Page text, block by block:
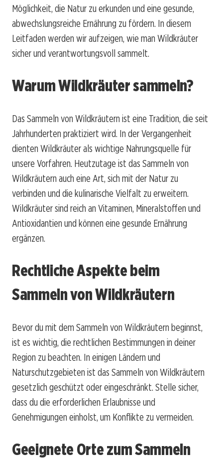
Möglichkeit, die Natur zu erkunden und eine gesunde,
abwechslungsreiche Ernährung zu fördern. In diesem
Leitfaden werden wir aufzeigen, wie man Wildkräuter
sicher und verantwortungsvoll sammelt.
Warum Wildkräuter sammeln?
Das Sammeln von Wildkräutern ist eine Tradition, die seit
Jahrhunderten praktiziert wird. In der Vergangenheit
dienten Wildkräuter als wichtige Nahrungsquelle für
unsere Vorfahren. Heutzutage ist das Sammeln von
Wildkräutern auch eine Art, sich mit der Natur zu
verbinden und die kulinarische Vielfalt zu erweitern.
Wildkräuter sind reich an Vitaminen, Mineralstoffen und
Antioxidantien und können eine gesunde Ernährung
ergänzen.
Rechtliche Aspekte beim
Sammeln von Wildkräutern
Bevor du mit dem Sammeln von Wildkräutern beginnst,
ist es wichtig, die rechtlichen Bestimmungen in deiner
Region zu beachten. In einigen Ländern und
Naturschutzgebieten ist das Sammeln von Wildkräutern
gesetzlich geschützt oder eingeschränkt. Stelle sicher,
dass du die erforderlichen Erlaubnisse und
Genehmigungen einholst, um Konflikte zu vermeiden.
Geeignete Orte zum Sammeln